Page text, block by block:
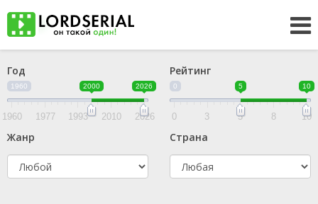
Год
1960 2000 2026
1960 1977 1993 2010 2026
Рейтинг
0 5 10
0 3 5 8 10
Жанр Страна